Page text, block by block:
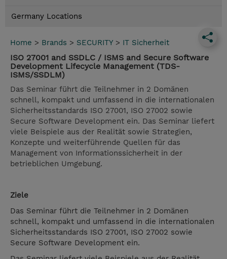
Germany Locations
Home > Brands > SECURITY > IT Sicherheit
ISO 27001 and SSDLC / ISMS and Secure Software
Development Lifecycle Management (TDS-
ISMS/SSDLM)
Das Seminar führt die Teilnehmer in 2 Domänen
schnell, kompakt und umfassend in die internationalen
Sicherheitsstandards ISO 27001, ISO 27002 sowie
Secure Software Development ein. Das Seminar liefert
viele Beispiele aus der Realität sowie Strategien,
Konzepte und weiterführende Quellen für das
Management von Informationssicherheit in der
betrieblichen Umgebung.
Ziele
Das Seminar führt die Teilnehmer in 2 Domänen
schnell, kompakt und umfassend in die internationalen
Sicherheitsstandards ISO 27001, ISO 27002 sowie
Secure Software Development ein.